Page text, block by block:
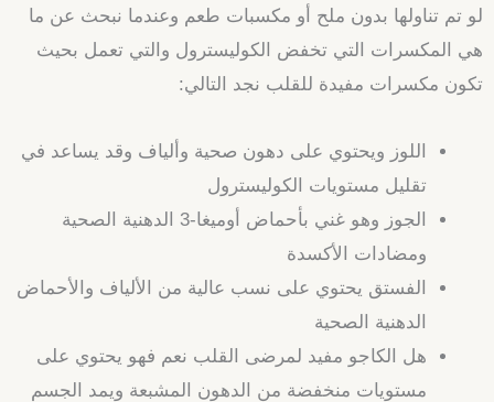
لو تم تناولها بدون ملح أو مكسبات طعم وعندما نبحث عن ما
هي المكسرات التي تخفض الكوليسترول والتي تعمل بحيث
تكون مكسرات مفيدة للقلب نجد التالي:
اللوز ويحتوي على دهون صحية وألياف وقد يساعد في
تقليل مستويات الكوليسترول
الجوز وهو غني بأحماض أوميغا-3 الدهنية الصحية
ومضادات الأكسدة
الفستق يحتوي على نسب عالية من الألياف والأحماض
الدهنية الصحية
هل الكاجو مفيد لمرضى القلب نعم فهو يحتوي على
مستويات منخفضة من الدهون المشبعة ويمد الجسم